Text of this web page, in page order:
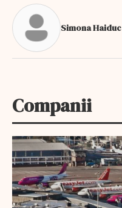
Simona Haiduc
Companii